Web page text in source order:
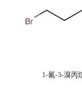
1-氟-3-溴丙